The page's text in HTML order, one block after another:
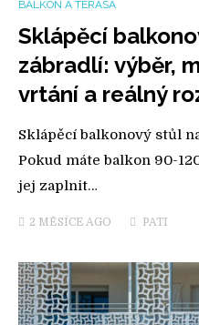
BALKON A TERASA
Sklápěcí
zábradlí: výběr,
vrtání a reálný
Sklápěcí balkonový stůl
Pokud máte balkon 90-
jej zaplnit…
2 MĚSÍCE AGO PATI